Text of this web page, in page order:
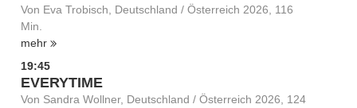
Von Eva Trobisch, Deutschland / Österreich 2026, 116
Min.
mehr
19:45
EVERYTIME
Von Sandra Wollner, Deutschland / Österreich 2026, 124